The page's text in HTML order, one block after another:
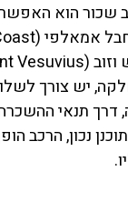
שכור הוא
יש צורך
דרך תנאי ההשכרה
נכון, הרכב